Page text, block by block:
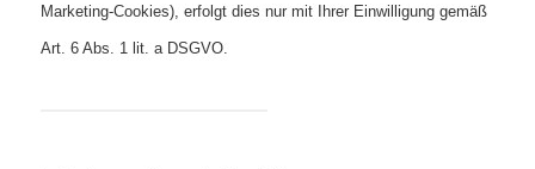
Marketing-Cookies), erfolgt dies nur mit Ihrer Einwilligung gemäß
Art. 6 Abs. 1 lit. a DSGVO.